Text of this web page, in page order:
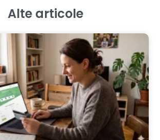
Alte articole